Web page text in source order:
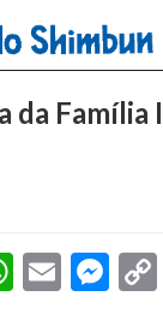
da Família
Email